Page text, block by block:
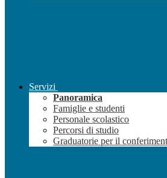
Servizi
Panoramica
Famiglie e studenti
Personale scolastico
Percorsi di studio
Graduatorie per il